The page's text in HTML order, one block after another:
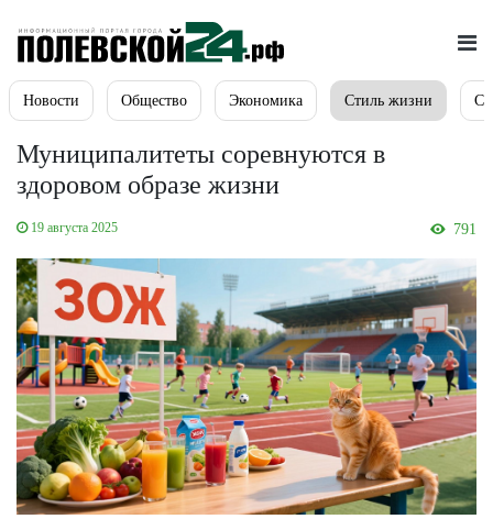
Новости Общество Экономика Стиль жизни
Муниципалитеты соревнуются в
здоровом образе жизни
19 августа 2025 791